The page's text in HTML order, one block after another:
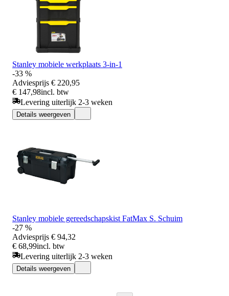
Stanley mobiele werkplaats 3-in-1
-33 %
Adviesprijs € 220,95
€ 147,98incl. btw
Levering uiterlijk 2-3 weken
Details weergeven
Stanley mobiele gereedschapskist FatMax S. Schuim
-27 %
Adviesprijs € 94,32
€ 68,99incl. btw
Levering uiterlijk 2-3 weken
Details weergeven